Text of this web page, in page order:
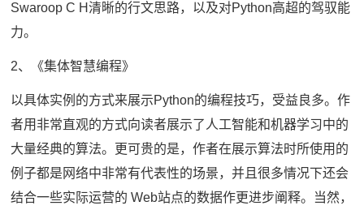
Swaroop C H清晰的行文思路，以及对Python高超的驾驭能
力。
2、《集体智慧编程》
以具体实例的方式来展示Python的编程技巧，受益良多。作
者用非常直观的方式向读者展示了人工智能和机器学习中的
大量经典的算法。更可贵的是，作者在展示算法时所使用的
例子都是网络中非常有代表性的场景，并且很多情况下还会
结合一些实际运营的 Web站点的数据作更进步阐释。当然，